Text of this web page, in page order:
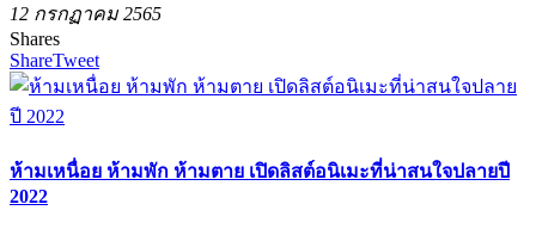
12 กรกฏาคม 2565
Shares
ShareTweet
ห้ามเหนื่อย ห้ามพัก ห้ามตาย เปิดลิสต์อนิเมะที่น่าสนใจปลายปี
2022